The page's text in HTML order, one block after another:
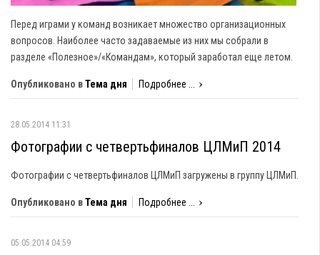
Перед играми у команд возникает множество организационных
вопросов. Наиболее часто задаваемые из них мы собрали в
разделе «Полезное»/«Командам», который заработал еще летом.
Опубликовано вТема дня Подробнее ...
28.05.2014 11:31
Фотографии с четвертьфиналов ЦЛМиП 2014
Фотографии с четвертьфиналов ЦЛМиП загружены в группу ЦЛМиП.
Опубликовано вТема дня Подробнее ...
05.05.2014 04:59